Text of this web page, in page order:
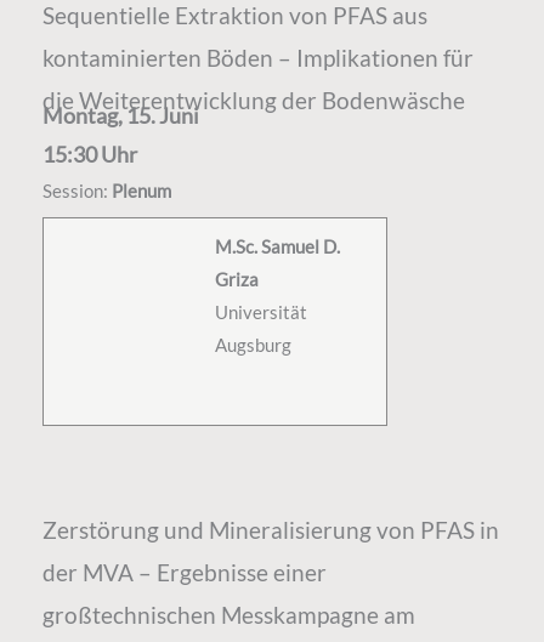
Sequentielle Extraktion von PFAS aus
kontaminierten Böden – Implikationen für
die Weiterentwicklung der Bodenwäsche
M.Sc. Samuel D.
Griza
Universität
Augsburg
Montag, 15. Juni
15:30 Uhr
Session: Plenum
Zerstörung und Mineralisierung von PFAS in
der MVA – Ergebnisse einer
großtechnischen Messkampagne am